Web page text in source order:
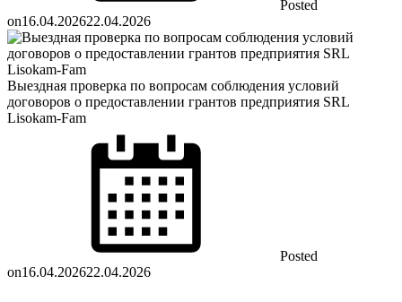
Posted
on16.04.202622.04.2026
Выездная проверка по вопросам соблюдения условий
договоров о предоставлении грантов предприятия SRL
Lisokam-Fam
Posted
on16.04.202622.04.2026